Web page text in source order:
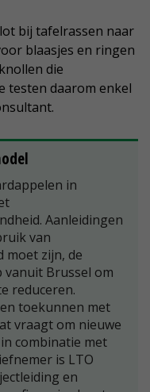
bij tafelrassen naar
blaasjes en ringen
die
testen daarom enkel
in
Aanleidingen
van
moet zijn, de
vanuit Brussel om
reduceren.
toekunnen met
vraagt om nieuwe
combinatie met
is LTO
en